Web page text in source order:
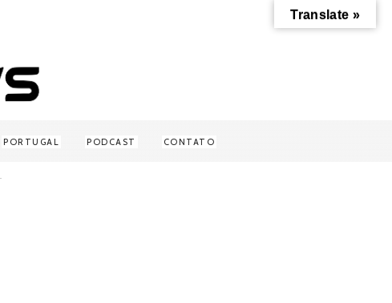
PORTUGAL PODCAST CONTATO
Translate »